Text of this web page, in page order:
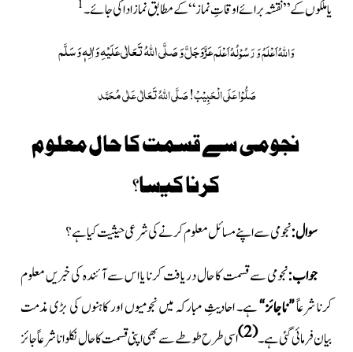
یا ملکوں کے ”نقشہ برائے اوقاتِ نماز“ کے مطابق نماز ادا کی جائے۔1
وَاللہُ اَعْلَمُ وَ رَسُوْلُہُ اَعْلَمعَزَّوَجَلَّوَصَلَّی اللّٰہُ تَعَالٰی عَلَیْہِ وَاٰلِہٖ وَسَلَّم
صَلُّوْا عَلَی الْحَبِیْبْ!صَلَّی اللہُ تَعَالٰی عَلٰی مُحَمَّد
نجومی سے قسمت کا حال معلوم
کرنا کیسا؟
سوال:نجومی سے اپنے مسائل معلوم کرنے کی شرعی حیثیت کیا ہے؟
جواب:نجومی سے قسمت کا حال دریافت کرنا یا اس سے آئندہ کی خبریں معلوم
کرنا شرعاً”ناجائز“ہے۔ احادیثِ مبارکہمیں نجومیوں اور کاہنوں کی بڑی مذمت
بیان فرمائی گئی ہے۔(2) اسی طرح طوطے سے بھی اپنی قسمت کا حال نکلوانا شرعاً جائز